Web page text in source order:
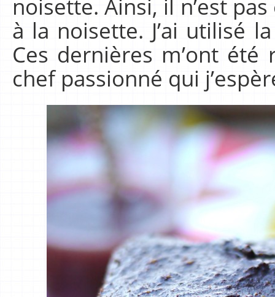
noisette. Ainsi, il n’est
à la noisette. J’ai utilisé
Ces dernières m’ont
chef passionné qui